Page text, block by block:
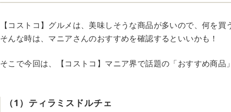
【コストコ】グルメは、美味しそうな商品が多いので、何を買
そんな時は、マニアさんのおすすめを確認するといいかも！
そこで今回は、【コストコ】マニア界で話題の「おすすめ商品
（1）ティラミスドルチェ